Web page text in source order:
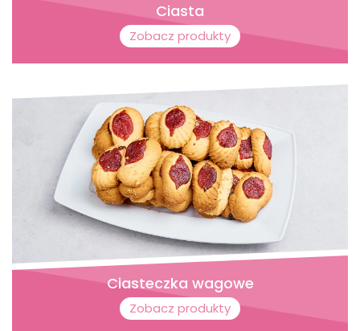
Ciasta
Zobacz produkty
Ciasteczka wagowe
Zobacz produkty